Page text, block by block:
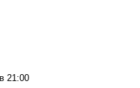
21:00